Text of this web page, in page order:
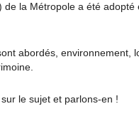
de la Métropole a été
abordés,
le sujet et parlons-en !